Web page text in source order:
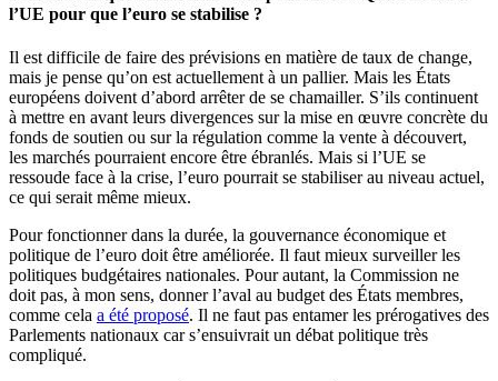
l’UE pour que l’euro se stabilise ?
Il est difficile de faire des prévisions en matière de taux de change,
mais je pense qu’on est actuellement à un pallier. Mais les États
européens doivent d’abord arrêter de se chamailler. S’ils continuent
à mettre en avant leurs divergences sur la mise en œuvre concrète du
fonds de soutien ou sur la régulation comme la vente à découvert,
les marchés pourraient encore être ébranlés. Mais si l’UE se
ressoude face à la crise, l’euro pourrait se stabiliser au niveau actuel,
ce qui serait même mieux.
Pour fonctionner dans la durée, la gouvernance économique et
politique de l’euro doit être améliorée. Il faut mieux surveiller les
politiques budgétaires nationales. Pour autant, la Commission ne
doit pas, à mon sens, donner l’aval au budget des États membres,
comme cela a été proposé. Il ne faut pas entamer les prérogatives des
Parlements nationaux car s’ensuivrait un débat politique très
compliqué.